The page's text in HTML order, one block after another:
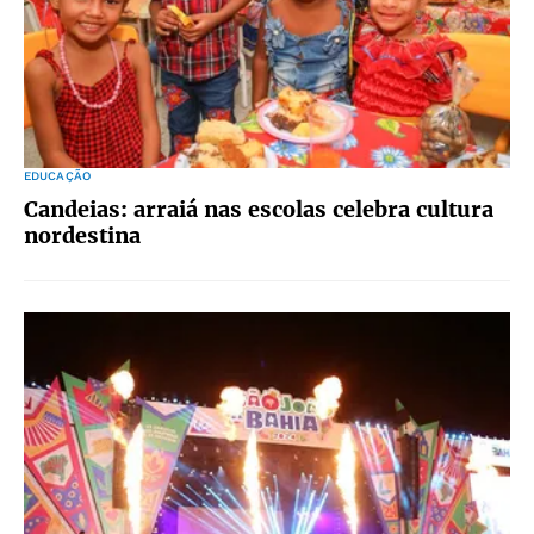
EDUCAÇÃO
Candeias: arraiá nas escolas celebra cultura
nordestina